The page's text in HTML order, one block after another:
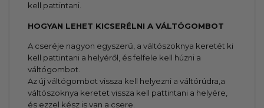
kell pattintani.
HOGYAN LEHET KICSERÉLNI A VÁLTÓGOMBOT
A cseréje nagyon egyszerű, a váltószoknya keretét ki
kell pattintani a helyéről, és felfele kell húzni a
váltógombot.
Az új váltógombot vissza kell helyezni a váltórúdra,a
váltószoknya keretet vissza kell pattintani a helyére,
és ezzel kész is van a csere.